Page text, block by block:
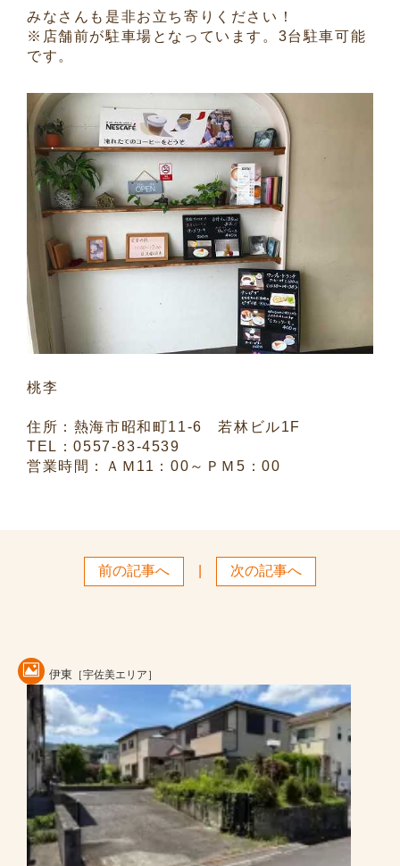
みなさんも是非お立ち寄りください！
※店舗前が駐車場となっています。3台駐車可能
です。
桃李
住所：熱海市昭和町11-6 若林ビル1F
TEL：0557-83-4539
営業時間：ＡＭ11：00～ＰＭ5：00
前の記事へ 次の記事へ
伊東 ［宇佐美エリア］